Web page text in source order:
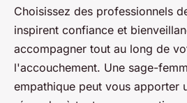
Choisissez des professionnels
inspirent confiance et
accompagner tout au long de
l'accouchement. Une sage-
empathique peut vous apporter